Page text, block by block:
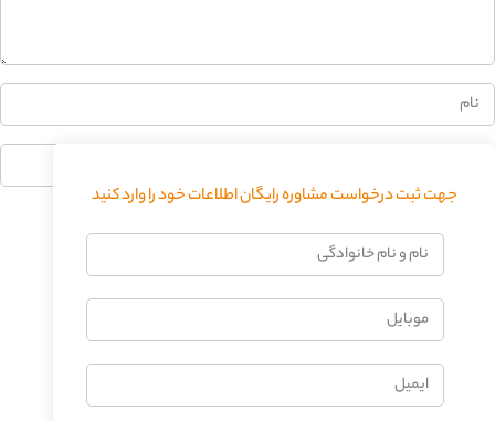
جهت ثبت درخواست مشاوره رایگان اطلاعات خود را وارد کنید
نام
و
خانوادگی
موبایل
ایمیل